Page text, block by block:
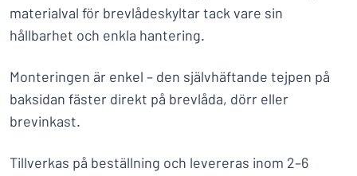
materialval för brevlådeskyltar tack vare sin
hållbarhet och enkla hantering.
Monteringen är enkel – den självhäftande tejpen på
baksidan fäster direkt på brevlåda, dörr eller
brevinkast.
Tillverkas på beställning och levereras inom 2–6